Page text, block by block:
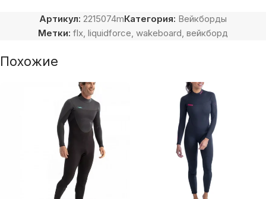
Артикул: 2215074mКатегория: Вейкборды
Метки: flx, liquidforce, wakeboard, вейкборд
Похожие